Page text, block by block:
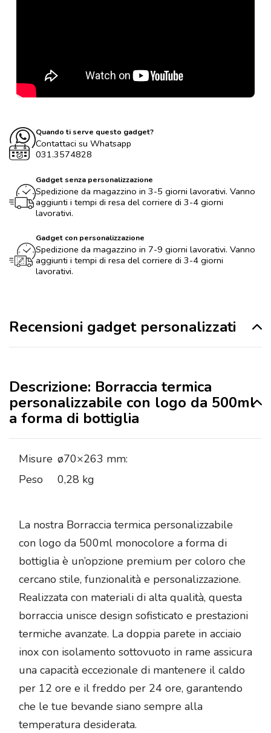
Quando ti serve questo gadget?
Contattaci su Whatsapp
031.3574828
Gadget senza personalizzazione
Spedizione da magazzino in 3-5 giorni lavorativi. Vanno
aggiunti i tempi di resa del corriere di 3-4 giorni
lavorativi.
Gadget con personalizzazione
Spedizione da magazzino in 7-9 giorni lavorativi. Vanno
aggiunti i tempi di resa del corriere di 3-4 giorni
lavorativi.
Recensioni gadget personalizzati
Descrizione: Borraccia termica
personalizzabile con logo da 500ml
a forma di bottiglia
Misure ø70×263 mm:
Peso
0,28 kg
La nostra Borraccia termica personalizzabile
con logo da 500ml monocolore a forma di
bottiglia è un’opzione premium per coloro che
cercano stile, funzionalità e personalizzazione.
Realizzata con materiali di alta qualità, questa
borraccia unisce design sofisticato e prestazioni
termiche avanzate. La doppia parete in acciaio
inox con isolamento sottovuoto in rame assicura
una capacità eccezionale di mantenere il caldo
per 12 ore e il freddo per 24 ore, garantendo
che le tue bevande siano sempre alla
temperatura desiderata.